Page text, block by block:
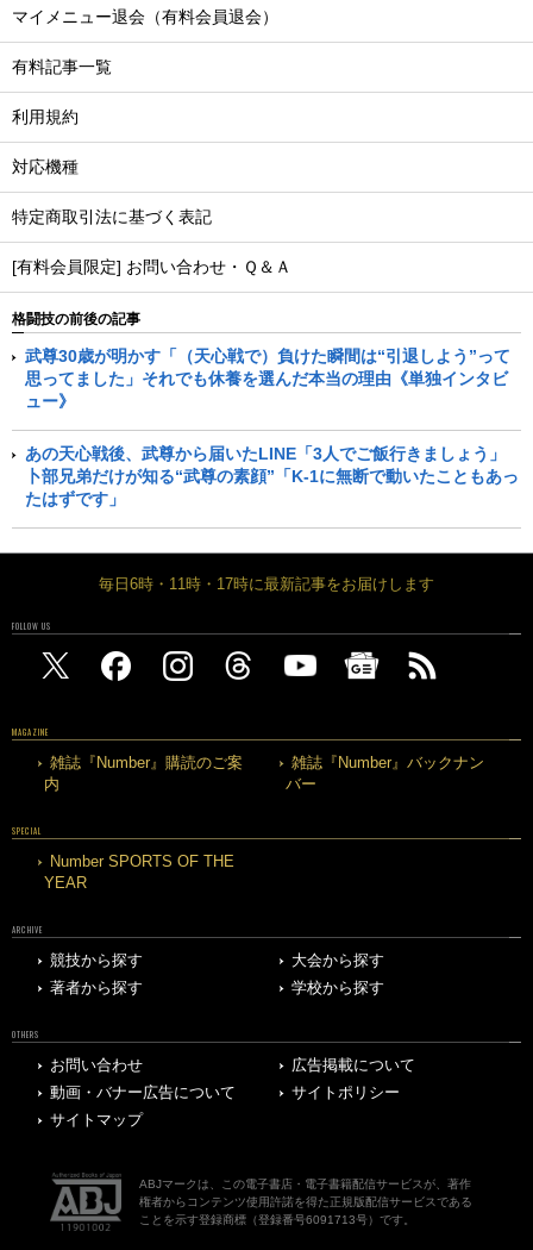
マイメニュー退会（有料会員退会）
有料記事一覧
利用規約
対応機種
特定商取引法に基づく表記
[有料会員限定] お問い合わせ・Ｑ＆Ａ
格闘技の前後の記事
武尊30歳が明かす「（天心戦で）負けた瞬間は“引退しよう”って
思ってました」それでも休養を選んだ本当の理由《単独インタビ
ュー》
あの天心戦後、武尊から届いたLINE「3人でご飯行きましょう」
卜部兄弟だけが知る“武尊の素顔”「K-1に無断で動いたこともあっ
たはずです」
毎日6時・11時・17時に最新記事をお届けします
FOLLOW US
MAGAZINE
雑誌『Number』購読のご案
内
雑誌『Number』バックナン
バー
SPECIAL
Number SPORTS OF THE
YEAR
ARCHIVE
競技から探す
大会から探す
著者から探す
学校から探す
OTHERS
お問い合わせ
広告掲載について
動画・バナー広告について
サイトポリシー
サイトマップ
ABJマークは、この電子書店・電子書籍配信サービスが、著作
権者からコンテンツ使用許諾を得た正規版配信サービスである
ことを示す登録商標（登録番号6091713号）です。